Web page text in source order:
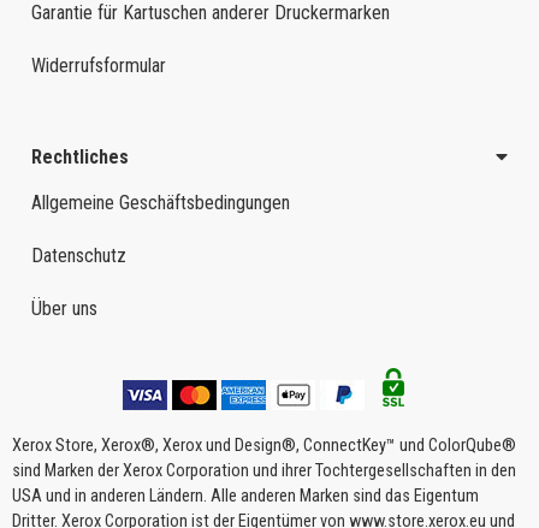
Garantie für Kartuschen anderer Druckermarken
Widerrufsformular
Rechtliches
Allgemeine Geschäftsbedingungen
Datenschutz
Über uns
Xerox Store, Xerox®, Xerox und Design®, ConnectKey™ und ColorQube®
sind Marken der Xerox Corporation und ihrer Tochtergesellschaften in den
USA und in anderen Ländern. Alle anderen Marken sind das Eigentum
Dritter. Xerox Corporation ist der Eigentümer von www.store.xerox.eu und